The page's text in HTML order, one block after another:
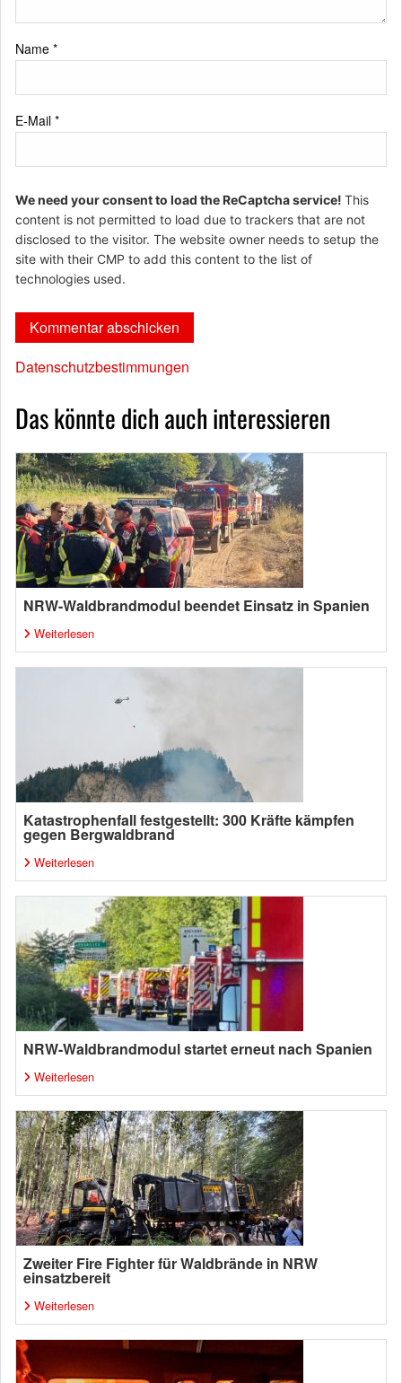
Name *
E-Mail *
We need your consent to load the ReCaptcha service! This
content is not permitted to load due to trackers that are not
disclosed to the visitor. The website owner needs to setup the
site with their CMP to add this content to the list of
technologies used.
Datenschutzbestimmungen
Das könnte dich auch interessieren
NRW-Waldbrandmodul beendet Einsatz in Spanien
Weiterlesen
Katastrophenfall festgestellt: 300 Kräfte kämpfen
gegen Bergwaldbrand
Weiterlesen
NRW-Waldbrandmodul startet erneut nach Spanien
Weiterlesen
Zweiter Fire Fighter für Waldbrände in NRW
einsatzbereit
Weiterlesen